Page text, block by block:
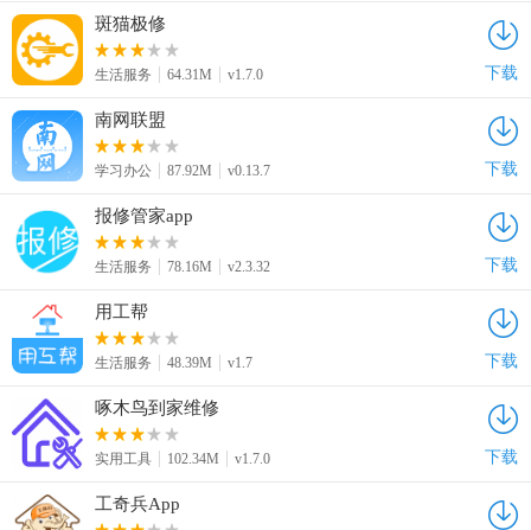
斑猫极修
生活服务 64.31M v1.7.0 下载
南网联盟
学习办公 87.92M v0.13.7 下载
报修管家app
生活服务 78.16M v2.3.32 下载
用工帮
生活服务 48.39M v1.7 下载
啄木鸟到家维修
实用工具 102.34M v1.7.0 下载
工奇兵App